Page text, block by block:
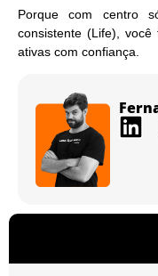
Porque com centro
consistente (Life),
ativas com confiança.